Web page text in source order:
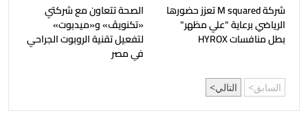
شركة M squared تعزز حضورها
الرياضي برعاية "علي مظهر"
بطل منافسات HYROX
الصحة تتعاون مع شركتي
«تكنويڤ» و«ميدبوت»
لتفعيل تقنية الروبوت الجراحي
في مصر
السابق التالي